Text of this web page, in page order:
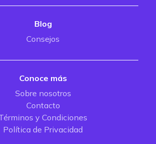
Blog
Consejos
Conoce más
Sobre nosotros
Contacto
y Condiciones
Política de Privacidad